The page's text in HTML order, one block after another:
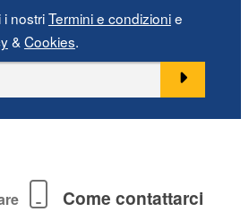
i nostriTermini e condizionie
& Cookies.
Come contattarci